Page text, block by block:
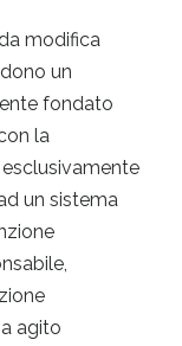
modifica
un
fondato
la
un sistema
agito